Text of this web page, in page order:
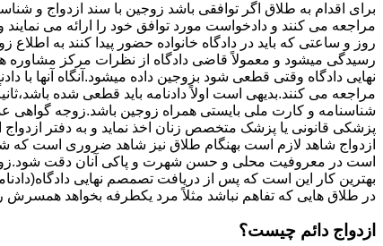
برای اقدام به طلاق اگر توافقی باشد زوجین با سند ازدواج و
مراجعه می کنند و دادخواست مورد توافق خود را ارائه می نمایند
روز و ساعتی که باید در دادگاه خانواده حضور پیدا کنند به
رسیدگی میشود و معمولاً قاضی دادگاه از نظرات مرکز مشاوره
نهایی دادگاه وقتی قطعی شود بزوجین داده میشود.آنگاه آنها با
مراجعه می کنند.بدیهی است اولاً دادنامه باید قطعی شده
شناسنامه و کارت ملی بایستی همراه زوجین باشد.زوجه گواهی
پزشکی قانونی یا پزشک متخصص زنان اخذ نماید و به دفتر
ازدواج شاهد لازم است بهنگام طلاق نیز شاهد ضروری است که
است در معروفیت محلی و حسن شهرت و پاکی آنان دقت شود.زوجه
بهترین کار این است که پس از دریافت تصمصم نهایی
در طلاق هایی که تفاهم نباشد مثلاً مرد یکطرفه بخواهد
ازدواج دائم چیست؟